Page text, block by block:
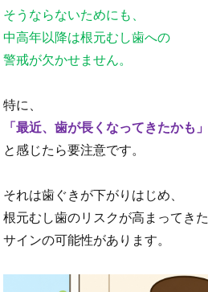
そうならないためにも、
中高年以降は根元むし歯への
警戒が欠かせません。
特に、
「最近、歯が長くなってきたかも」
と感じたら要注意です。
それは歯ぐきが下がりはじめ、
根元むし歯のリスクが高まってきた
サインの可能性があります。